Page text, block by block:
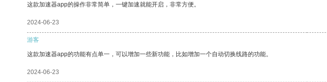
这款加速器app的操作非常简单，一键加速就能开启，非常方便。
2024-06-23
游客
这款加速器app的功能有点单一，可以增加一些新功能，比如增加一个自动切换线路的功能。
2024-06-23